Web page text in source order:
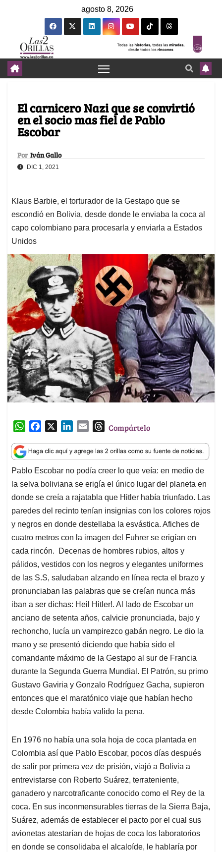
agosto 8, 2026
El carnicero Nazi que se convirtió
en el socio mas fiel de Pablo
Escobar
Por Iván Gallo
DIC 1, 2021
Klaus Barbie, el torturador de la Gestapo que se
escondió en Bolivia, desde donde le enviaba la coca al
capo colombiano para procesarla y enviarla a Estados
Unidos
W
a
t
s
A
p
p
c
e
b
o
o
k
n
k
e
d
I
n
a
i
l
T
r
e
a
d
s
Compártelo
Pablo Escobar no podía creer lo que veía: en medio de
la selva boliviana se erigía el único lugar del planeta en
donde se creía a rajatabla que Hitler había triunfado. Las
paredes del recinto tenían insignias con los colores rojos
y negros en donde destellaba la esvástica. Afiches de
cuatro metros con la imagen del Fuhrer se erigían en
cada rincón. Decenas de hombres rubios, altos y
pálidos, vestidos con los negros y elegantes uniformes
de las S.S, saludaban alzando en línea recta el brazo y
pronunciaban las palabras que se creían nunca más
iban a ser dichas: Heil Hitler!. Al lado de Escobar un
anciano de setenta años, calvicie pronunciada, bajo y
rechoncho, lucía un vampirezco gabán negro. Le dio la
mano y se presentó diciendo que había sido el
comandante máximo de la Gestapo al sur de Francia
durante la Segunda Guerra Mundial. El Patrón, su primo
Gustavo Gaviria y Gonzalo Rodríguez Gacha, supieron
entonces que el maratónico viaje que habían hecho
desde Colombia había valido la pena.
En 1976 no había una sola hoja de coca plantada en
Colombia así que Pablo Escobar, pocos días después
de salir por primera vez de prisión, viajó a Bolivia a
entrevistarse con Roberto Suárez, terrateniente,
ganadero y narcotraficante conocido como el Rey de la
coca. En sus inconmensurables tierras de la Sierra Baja,
Suárez, además de establecer el pacto por el cual sus
avionetas atestarían de hojas de coca los laboratorios
en donde se consolidaba el alcaloíde, le hablaría por